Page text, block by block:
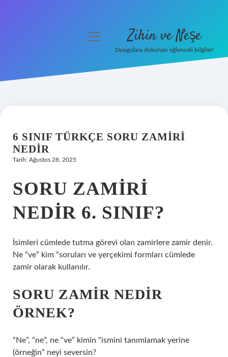
Hakkımızda
menüyü
Zihin ve Neşe
Duygulara dokunan eğlenceli bilgiler!
6 SINIF TÜRKÇE SORU ZAMIRI
NEDIR
Tarih: Ağustos 28, 2025
SORU ZAMIRI
NEDIR 6. SINIF?
İsimleri cümlede tutma görevi olan zamirlere zamir denir.
Ne “ve” kim “soruları ve yerçekimi formları cümlede
zamir olarak kullanılır.
SORU ZAMIR NEDIR
ÖRNEK?
“Ne”, “ne”, ne “ve” kimin “ismini tanımlamak yerine
(örneğin” neyi seversin?